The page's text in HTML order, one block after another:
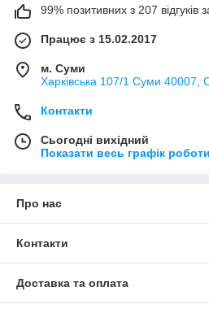
99% позитивних з 207 відгуків
Працює з 15.02.2017
м. Суми
Харківська 107/1 Суми 40007,
Контакти
Сьогодні вихідний
Показати весь графік роботи
Про нас
Контакти
Доставка та оплата